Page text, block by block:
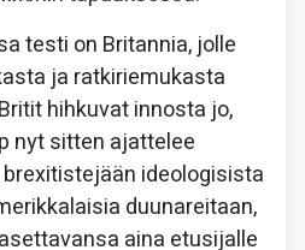
testi on Britannia, jolle
ja ratkiriemukasta
hihkuvat innosta jo,
nyt sitten ajattelee
ideologisista
duunareitaan,
aina etusijalle